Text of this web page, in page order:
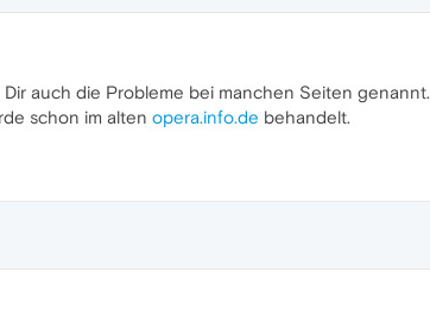
auch die Probleme bei manchen Seiten
schon im alten opera.info.de behandelt.